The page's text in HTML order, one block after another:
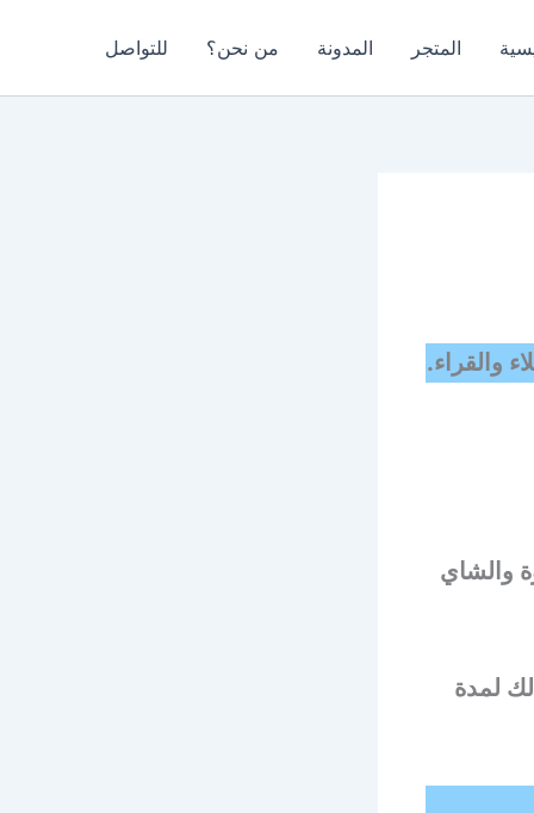
المتجر المدونة من نحن؟ للتواصل
والقراء.
والشاي
لمدة